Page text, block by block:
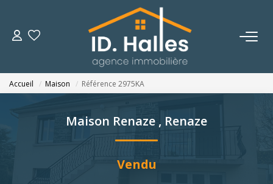
VENTES
LOCATIONS
NOTRE HISTOIRE
Accueil Maison Référence 2975KA
Maison Renaze , Renaze
Vendu